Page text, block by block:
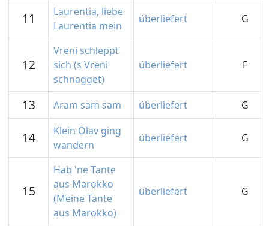
11
Laurentia, liebe
Laurentia mein
überliefert G
12
Vreni schleppt
sich (s Vreni
schnagget)
überliefert F
13 Aram sam sam überliefert G
14
Klein Olav ging
wandern
überliefert G
15
Hab 'ne Tante
aus Marokko
(Meine Tante
aus Marokko)
überliefert G